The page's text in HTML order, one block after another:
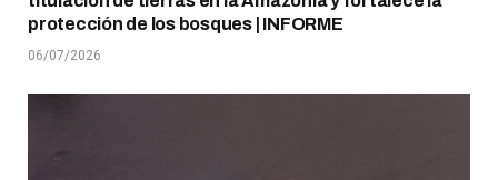
protección de los bosques | INFORME
06/07/2026